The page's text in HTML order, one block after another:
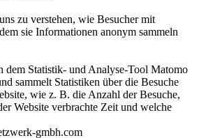
zu verstehen, wie Besucher mit
sie Informationen anonym sammeln
dem Statistik- und Analyse-Tool Matomo
sammelt Statistiken über die Besuche
wie z. B. die Anzahl der Besuche,
Website verbrachte Zeit und welche
gmbh.com